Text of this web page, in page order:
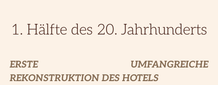
1. Hälfte des 20. Jahrhunderts
ERSTE UMFANGREICHE
REKONSTRUKTION DES HOTELS